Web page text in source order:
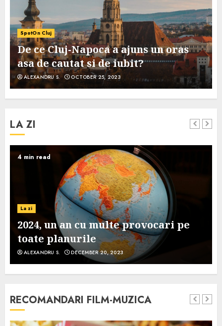
SpotOn Cluj
De ce Cluj-Napoca a ajuns un oras
asa de cautat si de iubit?
ALEXANDRU S. OCTOBER 25, 2023
LA ZI
4 min read
La zi
2024, un an cu multe provocari pe
toate planurile
ALEXANDRU S. DECEMBER 20, 2023
RECOMANDARI FILM-MUZICA